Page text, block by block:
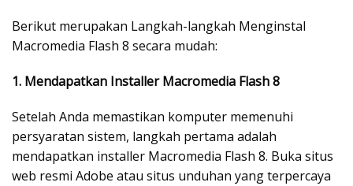
Berikut merupakan Langkah-langkah Menginstal
Macromedia Flash 8 secara mudah:
1. Mendapatkan Installer Macromedia Flash 8
Setelah Anda memastikan komputer memenuhi
persyaratan sistem, langkah pertama adalah
mendapatkan installer Macromedia Flash 8. Buka situs
web resmi Adobe atau situs unduhan yang terpercaya